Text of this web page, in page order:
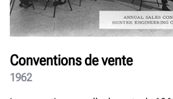
Conventions de vente
1962